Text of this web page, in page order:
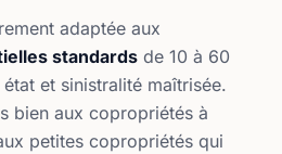
adaptée aux
standards de 10 à 60
et sinistralité maîtrisée.
bien aux copropriétés à
petites copropriétés qui